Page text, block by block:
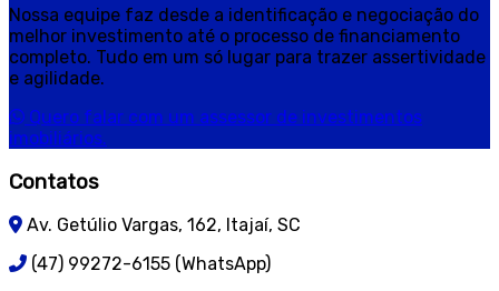
Nossa equipe faz desde a identificação e negociação do
melhor investimento até o processo de financiamento
completo. Tudo em um só lugar para trazer assertividade
e agilidade.
Quero falar com um assessor de investimentos
imobiliários.
Contatos
Av. Getúlio Vargas, 162, Itajaí, SC
(47) 99272-6155 (WhatsApp)